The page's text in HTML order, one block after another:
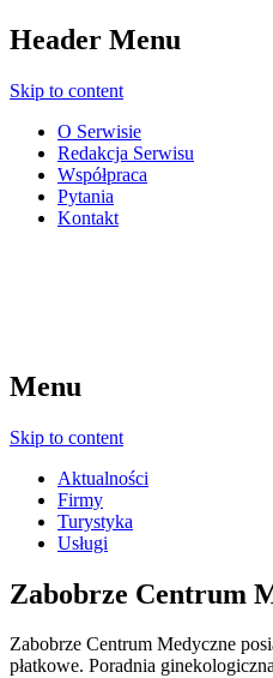
Header Menu
Skip to content
O Serwisie
Redakcja Serwisu
Współpraca
Pytania
Kontakt
Menu
Skip to content
Aktualności
Firmy
Turystyka
Usługi
Zabobrze Centrum
Zabobrze Centrum Medyczne
płatkowe. Poradnia